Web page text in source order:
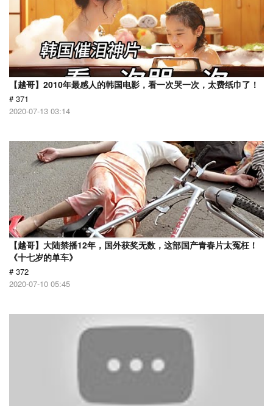
【越哥】2010年最感人的韩国电影，看一次哭一次，太费纸巾了！
# 371
2020-07-13 03:14
【越哥】大陆禁播12年，国外获奖无数，这部国产青春片太冤枉！
《十七岁的单车》
# 372
2020-07-10 05:45